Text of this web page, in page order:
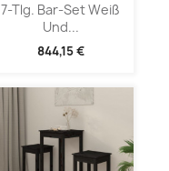
7-Tlg. Bar-Set Weiß
Und...
844,15 €